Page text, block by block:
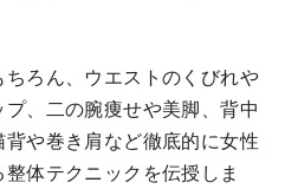
ろん、ウエストのくびれや
、二の腕痩せや美脚、背中
や巻き肩など徹底的に女性
体テクニックを伝授しま